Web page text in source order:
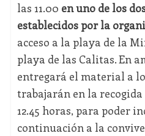
las 11.00 en uno de los
establecidos por la
acceso a la playa de la
playa de las Calitas. En
entregará el material a
trabajarán en la
12.45 horas, para poder
continuación a la